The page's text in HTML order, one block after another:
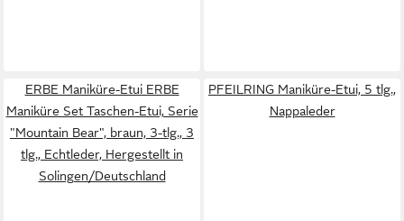
ERBE Maniküre-Etui ERBE
Maniküre Set Taschen-Etui, Serie
"Mountain Bear", braun, 3-tlg., 3
tlg., Echtleder, Hergestellt in
Solingen/Deutschland
PFEILRING Maniküre-Etui, 5 tlg.,
Nappaleder